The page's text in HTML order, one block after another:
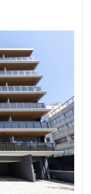
追加